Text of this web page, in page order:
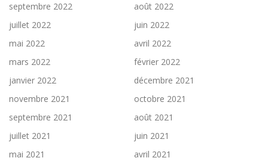
septembre 2022
août 2022
juillet 2022
juin 2022
mai 2022
avril 2022
mars 2022
février 2022
janvier 2022
décembre 2021
novembre 2021
octobre 2021
septembre 2021
août 2021
juillet 2021
juin 2021
mai 2021
avril 2021